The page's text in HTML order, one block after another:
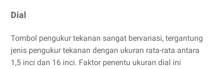
Dial
Tombol pengukur tekanan sangat bervariasi, tergantung
jenis pengukur tekanan dengan ukuran rata-rata antara
1,5 inci dan 16 inci. Faktor penentu ukuran dial ini